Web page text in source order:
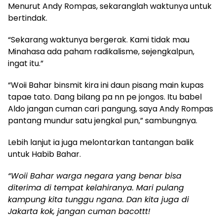
Menurut Andy Rompas, sekaranglah waktunya untuk
bertindak.
“Sekarang waktunya bergerak. Kami tidak mau
Minahasa ada paham radikalisme, sejengkalpun,
ingat itu.”
“Woii Bahar binsmit kira ini daun pisang main kupas
tapae tato. Dang bilang pa nn pe jongos. Itu babel
Aldo jangan cuman cari pangung, saya Andy Rompas
pantang mundur satu jengkal pun,” sambungnya.
Lebih lanjut ia juga melontarkan tantangan balik
untuk Habib Bahar.
“Woii Bahar warga negara yang benar bisa
diterima di tempat kelahiranya. Mari pulang
kampung kita tunggu ngana. Dan kita juga di
Jakarta kok, jangan cuman bacottt!